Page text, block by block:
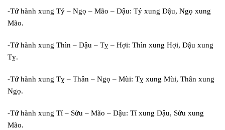
-Tứ hành xung Tý – Ngọ – Mão – Dậu: Tý xung Dậu, Ngọ xung
Mão.
-Tứ hành xung Thìn – Dậu – Tỵ – Hợi: Thìn xung Hợi, Dậu xung
Tỵ.
-Tứ hành xung Tỵ – Thân – Ngọ – Mùi: Tỵ xung Mùi, Thân xung
Ngọ.
-Tứ hành xung Tí – Sửu – Mão – Dậu: Tí xung Dậu, Sửu xung
Mão.